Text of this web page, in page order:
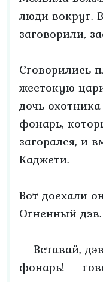
люди вокруг.
заговорили,
Сговорились
жестокую
дочь
фонарь,
загорался, и
Каджети.
Вот доехали
Огненный дэв.
— Вставай,
фонарь! —